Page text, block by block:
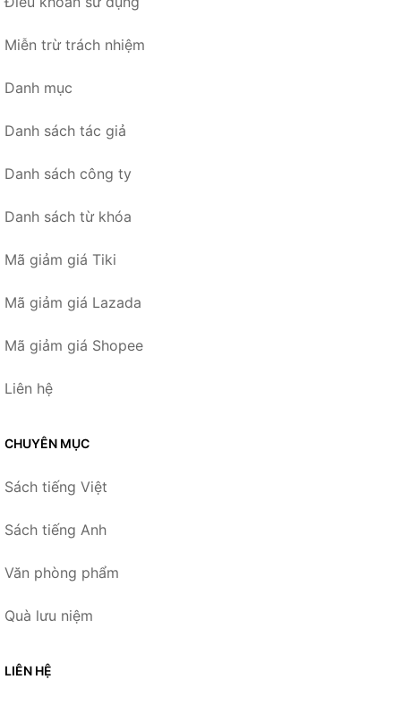
Miễn trừ trách nhiệm
Danh mục
Danh sách tác giả
Danh sách công ty
Danh sách từ khóa
Mã giảm giá Tiki
Mã giảm giá Lazada
Mã giảm giá Shopee
Liên hệ
CHUYÊN MỤC
Sách tiếng Việt
Sách tiếng Anh
Văn phòng phẩm
Quà lưu niệm
LIÊN HỆ